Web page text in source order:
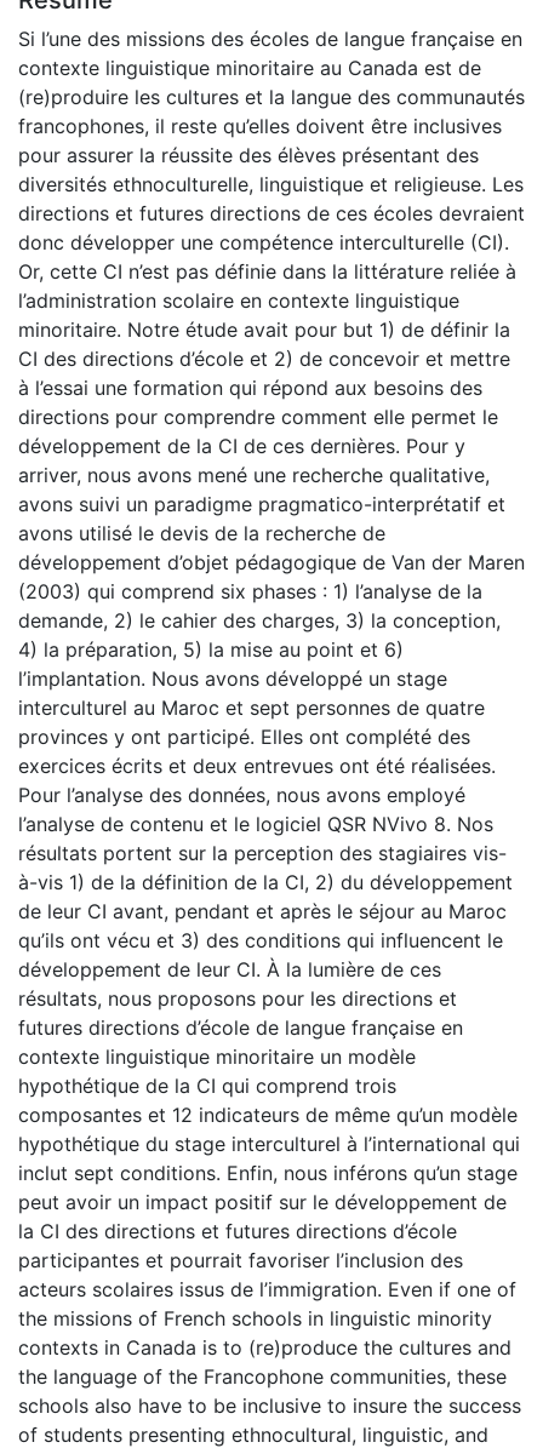
Si l’une des missions des écoles de langue française en
contexte linguistique minoritaire au Canada est de
(re)produire les cultures et la langue des communautés
francophones, il reste qu’elles doivent être inclusives
pour assurer la réussite des élèves présentant des
diversités ethnoculturelle, linguistique et religieuse. Les
directions et futures directions de ces écoles devraient
donc développer une compétence interculturelle (CI).
Or, cette CI n’est pas définie dans la littérature reliée à
l’administration scolaire en contexte linguistique
minoritaire. Notre étude avait pour but 1) de définir la
CI des directions d’école et 2) de concevoir et mettre
à l’essai une formation qui répond aux besoins des
directions pour comprendre comment elle permet le
développement de la CI de ces dernières. Pour y
arriver, nous avons mené une recherche qualitative,
avons suivi un paradigme pragmatico-interprétatif et
avons utilisé le devis de la recherche de
développement d’objet pédagogique de Van der Maren
(2003) qui comprend six phases : 1) l’analyse de la
demande, 2) le cahier des charges, 3) la conception,
4) la préparation, 5) la mise au point et 6)
l’implantation. Nous avons développé un stage
interculturel au Maroc et sept personnes de quatre
provinces y ont participé. Elles ont complété des
exercices écrits et deux entrevues ont été réalisées.
Pour l’analyse des données, nous avons employé
l’analyse de contenu et le logiciel QSR NVivo 8. Nos
résultats portent sur la perception des stagiaires vis-
à-vis 1) de la définition de la CI, 2) du développement
de leur CI avant, pendant et après le séjour au Maroc
qu’ils ont vécu et 3) des conditions qui influencent le
développement de leur CI. À la lumière de ces
résultats, nous proposons pour les directions et
futures directions d’école de langue française en
contexte linguistique minoritaire un modèle
hypothétique de la CI qui comprend trois
composantes et 12 indicateurs de même qu’un modèle
hypothétique du stage interculturel à l’international qui
inclut sept conditions. Enfin, nous inférons qu’un stage
peut avoir un impact positif sur le développement de
la CI des directions et futures directions d’école
participantes et pourrait favoriser l’inclusion des
acteurs scolaires issus de l’immigration. Even if one of
the missions of French schools in linguistic minority
contexts in Canada is to (re)produce the cultures and
the language of the Francophone communities, these
schools also have to be inclusive to insure the success
of students presenting ethnocultural, linguistic, and